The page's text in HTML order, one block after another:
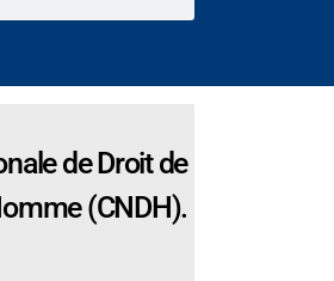
de Droit de
(CNDH).